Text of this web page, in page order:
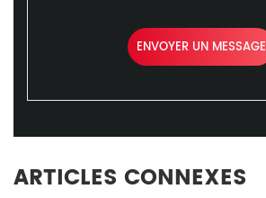
ENVOYER UN MESSAGE
ARTICLES CONNEXES